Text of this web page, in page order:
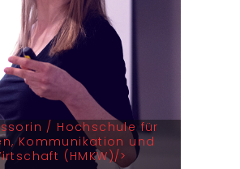
/ Hochschule für
Kommunikation und
(HMKW)